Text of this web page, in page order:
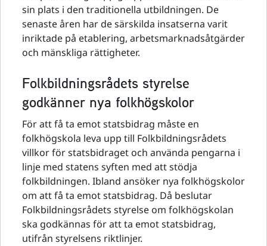
sin plats i den traditionella utbildningen. De
senaste åren har de särskilda insatserna varit
inriktade på etablering, arbetsmarknadsåtgärder
och mänskliga rättigheter.
Folkbildningsrådets styrelse
godkänner nya folkhögskolor
För att få ta emot statsbidrag måste en
folkhögskola leva upp till Folkbildningsrådets
villkor för statsbidraget och använda pengarna i
linje med statens syften med att stödja
folkbildningen. Ibland ansöker nya folkhögskolor
om att få ta emot statsbidrag. Då beslutar
Folkbildningsrådets styrelse om folkhögskolan
ska godkännas för att ta emot statsbidrag,
utifrån styrelsens riktlinjer.